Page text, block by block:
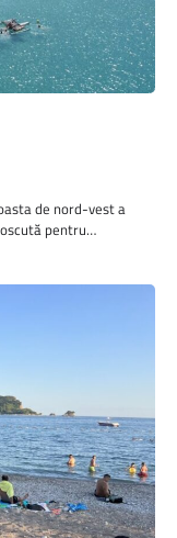
de nord-vest a
pentru…